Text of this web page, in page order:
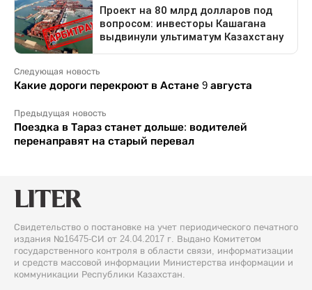
Следующая новость
Какие дороги перекроют в Астане 9 августа
Предыдущая новость
Поездка в Тараз станет дольше: водителей
перенаправят на старый перевал
Свидетельство о постановке на учет периодического печатного
издания №16475-СИ от 24.04.2017 г. Выдано Комитетом
государственного контроля в области связи, информатизации
и средств массовой информации Министерства информации и
коммуникации Республики Казахстан.